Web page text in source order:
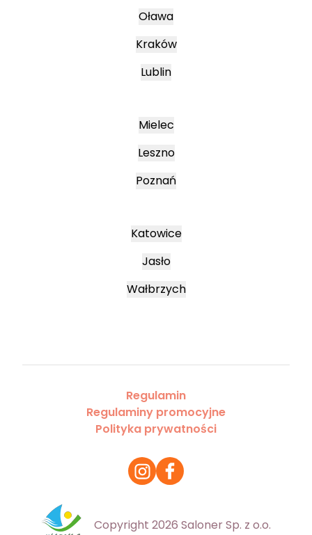
Oława
Kraków
Lublin
Mielec
Leszno
Poznań
Katowice
Jasło
Wałbrzych
Regulamin
Regulaminy promocyjne
Polityka prywatności
Copyright 2026 Saloner Sp. z o.o.